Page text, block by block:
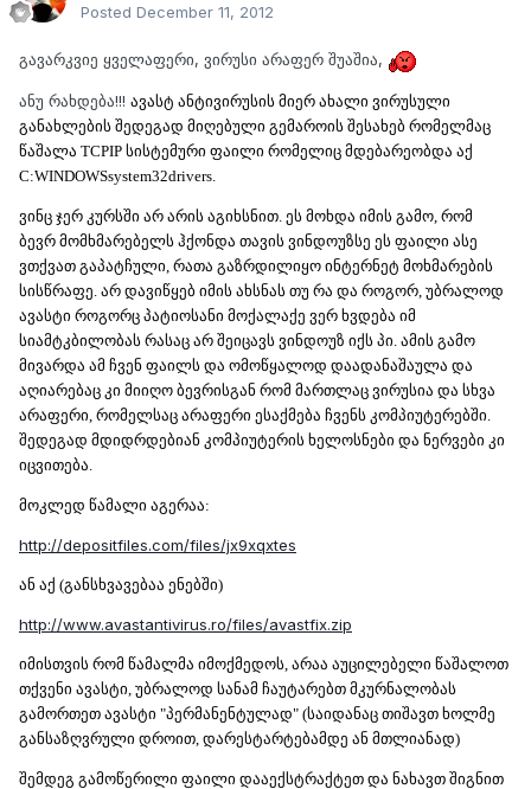
Posted December 11, 2012
გავარკვიე ყველაფერი, ვირუსი არაფერ შუაშია,
ანუ რახდება!!! ავასტ ანტივირუსის მიერ ახალი ვირუსული
განახლების შედეგად მიღებული გემაროის შესახებ რომელმაც
წაშალა TCPIP სისტემური ფაილი რომელიც მდებარეობდა აქ
C:WINDOWSsystem32drivers.
ვინც ჯერ კურსში არ არის აგიხსნით. ეს მოხდა იმის გამო, რომ
ბევრ მომხმარებელს ჰქონდა თავის ვინდოუზსე ეს ფაილი ასე
ვთქვათ გაპატჩული, რათა გაზრდილიყო ინტერნეტ მოხმარების
სისწრაფე. არ დავიწყებ იმის ახსნას თუ რა და როგორ, უბრალოდ
ავასტი როგორც პატიოსანი მოქალაქე ვერ ხვდება იმ
სიამტკბილობას რასაც არ შეიცავს ვინდოუზ იქს პი. ამის გამო
მივარდა ამ ჩვენ ფაილს და ომოწყალოდ დაადანაშაულა და
აღიარებაც კი მიიღო ბევრისგან რომ მართლაც ვირუსია და სხვა
არაფერი, რომელსაც არაფერი ესაქმება ჩვენს კომპიუტერებში.
შედეგად მდიდრდებიან კომპიუტერის ხელოსნები და ნერვები კი
იცვითება.
მოკლედ წამალი აგერაა:
http://depositfiles.com/files/jx9xqxtes
ან აქ (განსხვავებაა ენებში)
http://www.avastantivirus.ro/files/avastfix.zip
იმისთვის რომ წამალმა იმოქმედოს, არაა აუცილებელი წაშალოთ
თქვენი ავასტი, უბრალოდ სანამ ჩაუტარებთ მკურნალობას
გამორთეთ ავასტი "პერმანენტულად" (საიდანაც თიშავთ ხოლმე
განსაზღვრული დროით, დარესტარტებამდე ან მთლიანად)
შემდეგ გამოწერილი ფაილი დააექსტრაქტეთ და ნახავთ შიგნით